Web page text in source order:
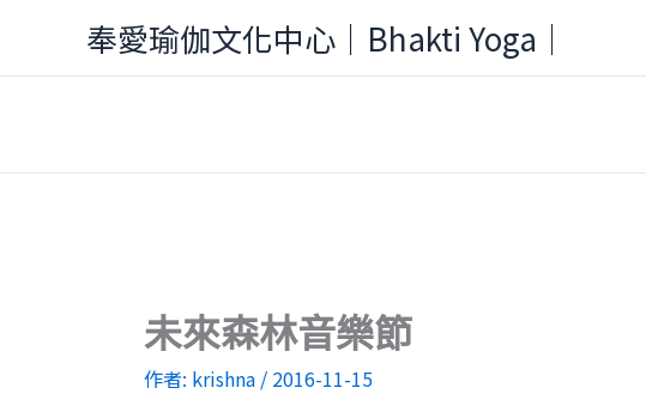
主
容
奉愛瑜伽文化中心｜Bhakti Yoga｜
未來森林音樂節
作者: krishna / 2016-11-15